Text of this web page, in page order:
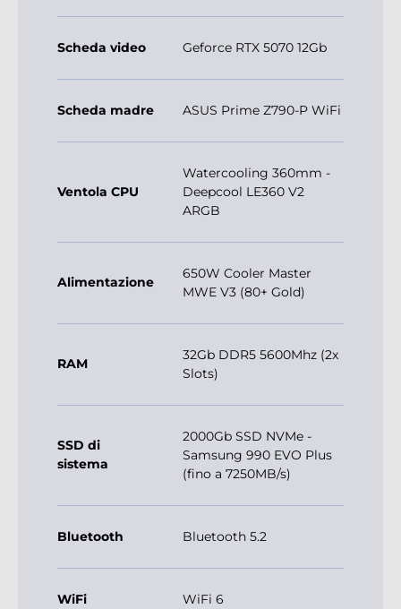
Scheda video Geforce RTX 5070 12Gb
Scheda madre ASUS Prime Z790-P WiFi
Ventola CPU
Watercooling 360mm -
Deepcool LE360 V2
ARGB
Alimentazione
650W Cooler Master
MWE V3 (80+ Gold)
RAM
32Gb DDR5 5600Mhz (2x
Slots)
SSD di
sistema
2000Gb SSD NVMe -
Samsung 990 EVO Plus
(fino a 7250MB/s)
Bluetooth Bluetooth 5.2
WiFi WiFi 6